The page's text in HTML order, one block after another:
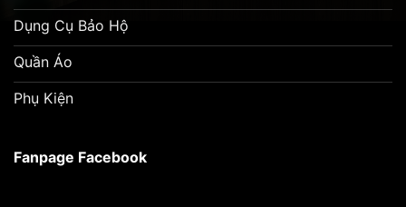
Dụng Cụ Bảo Hộ
Quần Áo
Phụ Kiện
Fanpage Facebook